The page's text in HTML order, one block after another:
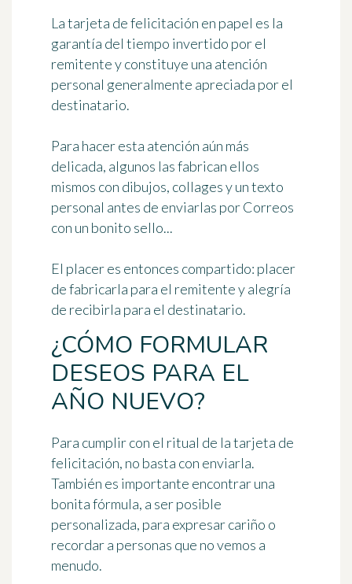
La tarjeta de felicitación en papel es la
garantía del tiempo invertido por el
remitente y constituye una atención
personal generalmente apreciada por el
destinatario.
Para hacer esta atención aún más
delicada, algunos las fabrican ellos
mismos con dibujos, collagesy un texto
personal antes de enviarlas por Correos
con un bonito sello...
El placer es entonces compartido: placer
de fabricarla para el remitente y alegría
de recibirla para el destinatario.
¿CÓMO FORMULAR
DESEOS PARA EL
AÑO NUEVO?
Para cumplir con el ritual de la tarjeta de
felicitación, no basta con enviarla.
También es importante encontrar una
bonita fórmula, a ser posible
personalizada, para expresar cariño o
recordar a personas que no vemos a
menudo.